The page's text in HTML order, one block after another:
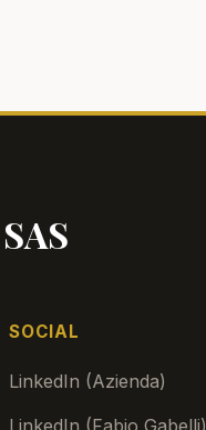
SOCIAL
LinkedIn (Azienda)
LinkedIn (Fabio Gabelli)